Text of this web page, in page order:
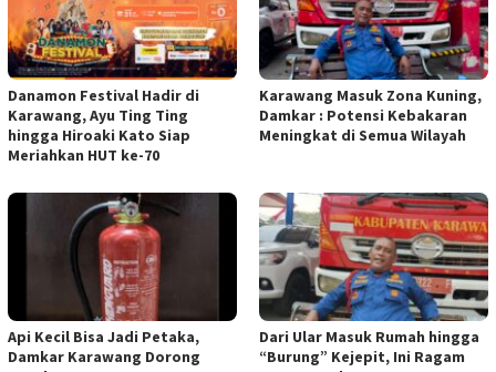
Danamon Festival Hadir di
Karawang, Ayu Ting Ting
hingga Hiroaki Kato Siap
Meriahkan HUT ke-70
Karawang Masuk Zona Kuning,
Damkar : Potensi Kebakaran
Meningkat di Semua Wilayah
Api Kecil Bisa Jadi Petaka,
Damkar Karawang Dorong
Dari Ular Masuk Rumah hingga
“Burung” Kejepit, Ini Ragam